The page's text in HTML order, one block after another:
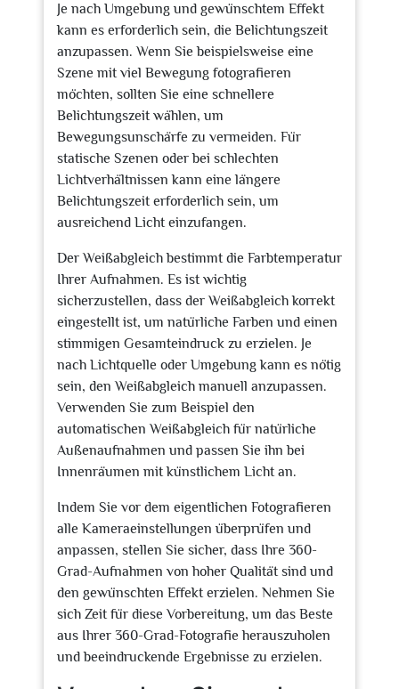
Je nach Umgebung und gewünschtem Effekt
kann es erforderlich sein, die Belichtungszeit
anzupassen. Wenn Sie beispielsweise eine
Szene mit viel Bewegung fotografieren
möchten, sollten Sie eine schnellere
Belichtungszeit wählen, um
Bewegungsunschärfe zu vermeiden. Für
statische Szenen oder bei schlechten
Lichtverhältnissen kann eine längere
Belichtungszeit erforderlich sein, um
ausreichend Licht einzufangen.
Der Weißabgleich bestimmt die Farbtemperatur
Ihrer Aufnahmen. Es ist wichtig
sicherzustellen, dass der Weißabgleich korrekt
eingestellt ist, um natürliche Farben und einen
stimmigen Gesamteindruck zu erzielen. Je
nach Lichtquelle oder Umgebung kann es nötig
sein, den Weißabgleich manuell anzupassen.
Verwenden Sie zum Beispiel den
automatischen Weißabgleich für natürliche
Außenaufnahmen und passen Sie ihn bei
Innenräumen mit künstlichem Licht an.
Indem Sie vor dem eigentlichen Fotografieren
alle Kameraeinstellungen überprüfen und
anpassen, stellen Sie sicher, dass Ihre 360-
Grad-Aufnahmen von hoher Qualität sind und
den gewünschten Effekt erzielen. Nehmen Sie
sich Zeit für diese Vorbereitung, um das Beste
aus Ihrer 360-Grad-Fotografie herauszuholen
und beeindruckende Ergebnisse zu erzielen.